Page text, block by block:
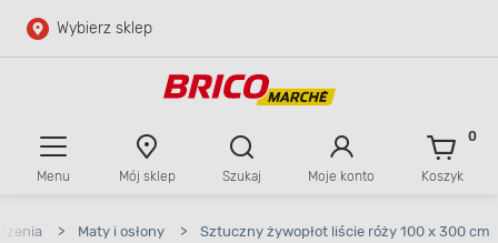
Przejdź do głównej zawartości
Wybierz sklep
Menu Mój sklep Szukaj Moje konto Koszyk
0
> Maty i osłony > Sztuczny żywopłot liście róży 100 x 300 cm